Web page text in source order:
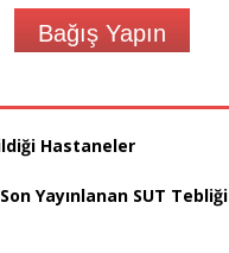
Bağış Yapın
Hastaneler
Yayınlanan SUT Tebliği